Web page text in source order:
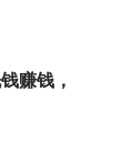
赚钱，